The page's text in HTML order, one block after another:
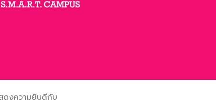
ดงความยินดีกับ